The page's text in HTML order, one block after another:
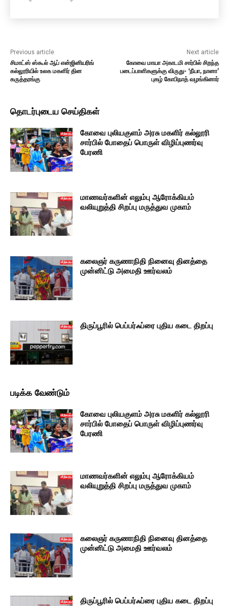
Previous article
சிமாட்ஸ் ஸ்கூல் ஆப் என்ஜினியரிங்
கல்லூரியில் உலக மகளிர் தின
கருத்தரங்கு
Next article
கோவை மாயா அகாடமி சார்பில் சிறந்த
படைப்பாளிகளுக்கு விருது- ‘நீயா, நானா’
புகழ் கோபிநாத் வழங்கினார்
தொடர்புடைய செய்திகள்
கோவை புலியகுளம் அரசு மகளிர் கல்லூரி
சார்பில் போதைப் பொருள் விழிப்புணர்வு
பேரணி
மாணவர்களின் எலும்பு ஆரோக்கியம்
வலியுறுத்தி சிறப்பு மருத்துவ முகாம்
கலைஞர் கருணாநிதி நினைவு தினத்தை
முன்னிட்டு அமைதி ஊர்வலம்
திருப்பூரில் பெப்பர்ஃப்ரை புதிய கடை திறப்பு
படிக்க வேண்டும்
கோவை புலியகுளம் அரசு மகளிர் கல்லூரி
சார்பில் போதைப் பொருள் விழிப்புணர்வு
பேரணி
மாணவர்களின் எலும்பு ஆரோக்கியம்
வலியுறுத்தி சிறப்பு மருத்துவ முகாம்
கலைஞர் கருணாநிதி நினைவு தினத்தை
முன்னிட்டு அமைதி ஊர்வலம்
திருப்பூரில் பெப்பர்ஃப்ரை புதிய கடை திறப்பு